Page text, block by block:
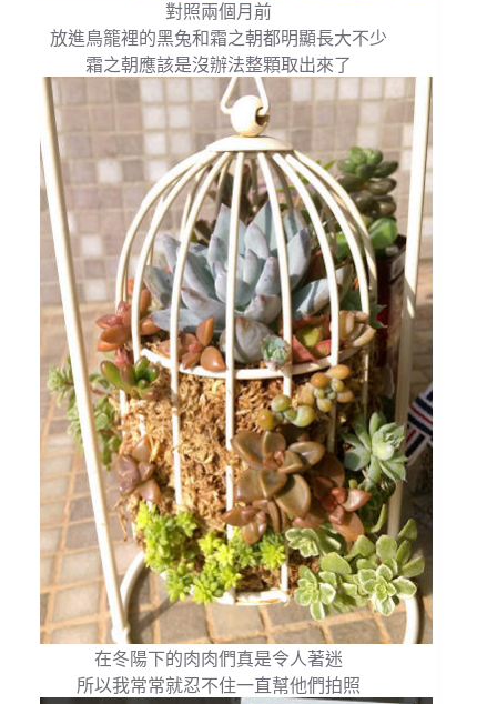
對照兩個月前
放進鳥籠裡的黑兔和霜之朝都明顯長大不少
霜之朝應該是沒辦法整顆取出來了
在冬陽下的肉肉們真是令人著迷
所以我常常就忍不住一直幫他們拍照